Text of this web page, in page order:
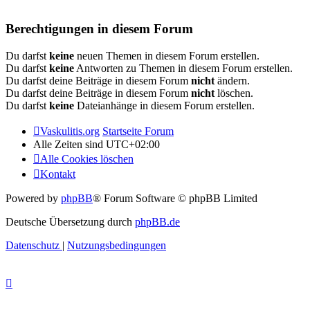
Berechtigungen in diesem Forum
Du darfst keine neuen Themen in diesem Forum erstellen.
Du darfst keine Antworten zu Themen in diesem Forum erstellen.
Du darfst deine Beiträge in diesem Forum nicht ändern.
Du darfst deine Beiträge in diesem Forum nicht löschen.
Du darfst keine Dateianhänge in diesem Forum erstellen.
Vaskulitis.org Startseite Forum
Alle Zeiten sind UTC+02:00
Alle Cookies löschen
Kontakt
Powered by phpBB® Forum Software © phpBB Limited
Deutsche Übersetzung durch phpBB.de
Datenschutz | Nutzungsbedingungen